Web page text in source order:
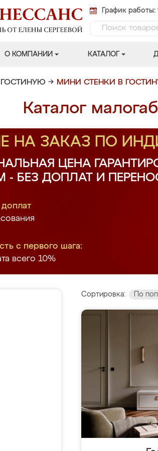
График
О КОМПАНИИ КАТАЛОГ
ГОСТИНУЮ → МИНИ СТЕНКИ В
Каталог
НА ЗАКАЗ ПО
ЦЕНА
- БЕЗ ДОПЛАТ И
с первого шага:
всего 10%
Сортировка: По